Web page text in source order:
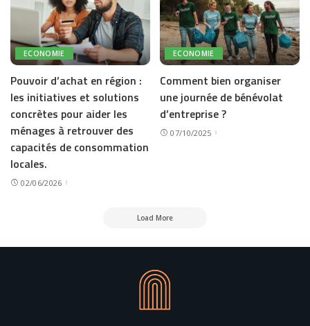
ECONOMIE
Pouvoir d’achat en région :
les initiatives et solutions
concrètes pour aider les
ménages à retrouver des
capacités de consommation
locales.
02/06/2026
ECONOMIE
Comment bien organiser
une journée de bénévolat
d’entreprise ?
07/10/2025
Load More